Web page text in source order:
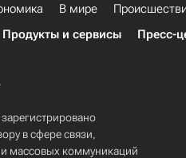
В мире
Продукты и сервисы Пресс-
в сфере связи,
массовых коммуникаций